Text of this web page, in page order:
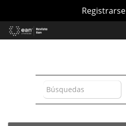
Contenido
principal
Registrarse